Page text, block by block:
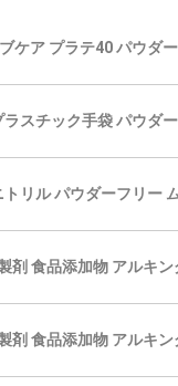
ケア プラテ40 パウダ
ラスチック手袋 パウダ
トリル パウダーフリー
剤 食品添加物 アルキ
剤 食品添加物 アルキ